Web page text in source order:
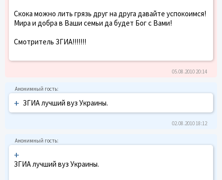
Скока можно лить грязь друг на друга давайте успокоимся!
Мира и добра в Ваши семьи да будет Бог с Вами!
Смотритель ЗГИА!!!!!!!
05.08.2010 20:14
+ ЗГИА лучший вуз Украины.
02.08.2010 18:12
+
ЗГИА лучший вуз Украины.